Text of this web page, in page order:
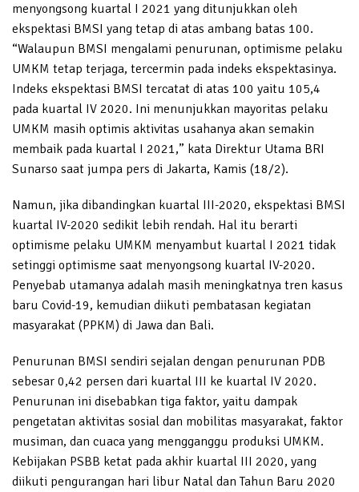
menyongsong kuartal I 2021 yang ditunjukkan oleh
ekspektasi BMSI yang tetap di atas ambang batas 100.
“Walaupun BMSI mengalami penurunan, optimisme pelaku
UMKM tetap terjaga, tercermin pada indeks ekspektasinya.
Indeks ekspektasi BMSI tercatat di atas 100 yaitu 105,4
pada kuartal IV 2020. Ini menunjukkan mayoritas pelaku
UMKM masih optimis aktivitas usahanya akan semakin
membaik pada kuartal I 2021,” kata Direktur Utama BRI
Sunarso saat jumpa pers di Jakarta, Kamis (18/2).
Namun, jika dibandingkan kuartal III-2020, ekspektasi BMSI
kuartal IV-2020 sedikit lebih rendah. Hal itu berarti
optimisme pelaku UMKM menyambut kuartal I 2021 tidak
setinggi optimisme saat menyongsong kuartal IV-2020.
Penyebab utamanya adalah masih meningkatnya tren kasus
baru Covid-19, kemudian diikuti pembatasan kegiatan
masyarakat (PPKM) di Jawa dan Bali.
Penurunan BMSI sendiri sejalan dengan penurunan PDB
sebesar 0,42 persen dari kuartal III ke kuartal IV 2020.
Penurunan ini disebabkan tiga faktor, yaitu dampak
pengetatan aktivitas sosial dan mobilitas masyarakat, faktor
musiman, dan cuaca yang mengganggu produksi UMKM.
Kebijakan PSBB ketat pada akhir kuartal III 2020, yang
diikuti pengurangan hari libur Natal dan Tahun Baru 2020